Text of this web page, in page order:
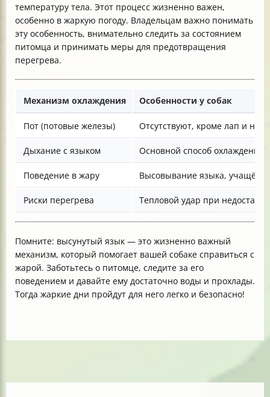
температуру тела. Этот процесс жизненно важен,
особенно в жаркую погоду. Владельцам важно понимать
эту особенность, внимательно следить за состоянием
питомца и принимать меры для предотвращения
перегрева.
Механизм охлаждения Особенности у собак
Пот (потовые железы) Отсутствуют, кроме лап и носа
Дыхание с языком Основной способ охлаждения
Поведение в жару Высовывание языка,
Риски перегрева Тепловой удар при
Помните: высунутый язык — это жизненно важный
механизм, который помогает вашей собаке справиться с
жарой. Заботьтесь о питомце, следите за его
поведением и давайте ему достаточно воды и прохлады.
Тогда жаркие дни пройдут для него легко и безопасно!